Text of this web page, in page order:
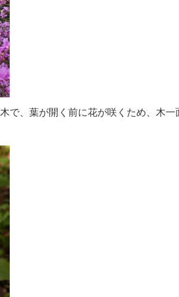
、葉が開く前に花が咲くため、木一